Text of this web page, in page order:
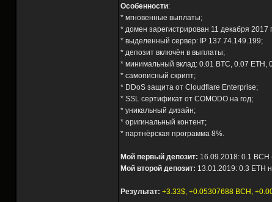
Особенности:
* мгновенные выплаты;
* домен зарегистрирован 11 декабря 2017
* выделенный сервер: IP 137.74.149.199;
* депозит включён в выплаты;
* минимальный вклад: 0.01 BTC, 0.07 ETH,
* самописный скрипт;
* DDoS защита от Cloudflare Enterprise;
* SSL сертификат от COMODO на год;
* уникальный дизайн;
* оригинальный контент;
* партнёрская программа 8%.
Мой первый депозит: 16.09.2018: 0.1
Мой второй депозит: 13.01.2019: 0.3 ETH
Результат: +3.33$, +0.05307688 BCH,